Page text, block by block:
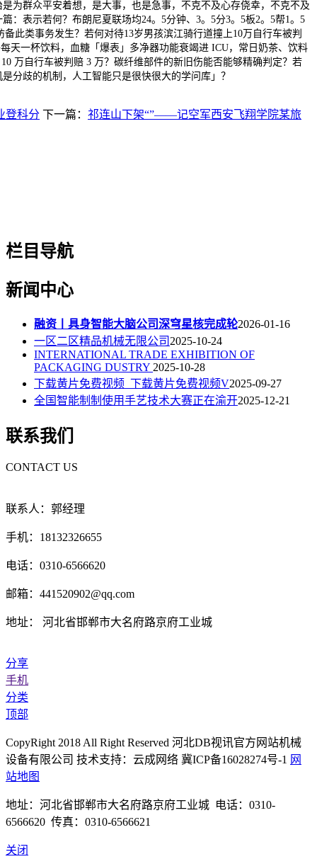
为群众平安着想，是大事，也是急事，不克不及心存侥幸，不克不及
：表示若何？布朗尼夏联场均24。5分钟、3。5分3。5板2。5帮1。5
此类事务发生？若何对待13岁男孩滨江骑行道撞上10万自行车被判
天一杯饮料，血糖「爆表」多净器功能衰竭进 ICU，常日奶茶、饮料
万自行车被判赔 3 万？碳纤维部件的新旧伤能否能够精确判定？若
分歧的机制，人工智能只是很快很大的学问库」？
登科分 下一篇： 祁连山下架“”——记空军西安飞翔学院某旅
栏目导航
新闻中心
融资丨具身智能大脑公司深穹星核完成轮2026-01-16
一区二区精品机械无限公司2025-10-24
INTERNATIONAL TRADE EXHIBITION OF
PACKAGING DUSTRY 2025-10-28
下载黄片免费视频_下载黄片免费视频V2025-09-27
全国智能制制使用手艺技术大赛正在渝开2025-12-21
联系我们
CONTACT US
联系人：郭经理
手机：18132326655
电话：0310-6566620
邮箱：441520902@qq.com
地址： 河北省邯郸市大名府路京府工业城
分享
手机
分类
顶部
CopyRight 2018 All Right Reserved 河北DB视讯官方网站机械
设备有限公司 技术支持：云成网络 冀ICP备16028274号-1 网
站地图
地址：河北省邯郸市大名府路京府工业城 电话：0310-
6566620 传真：0310-6566621
关闭